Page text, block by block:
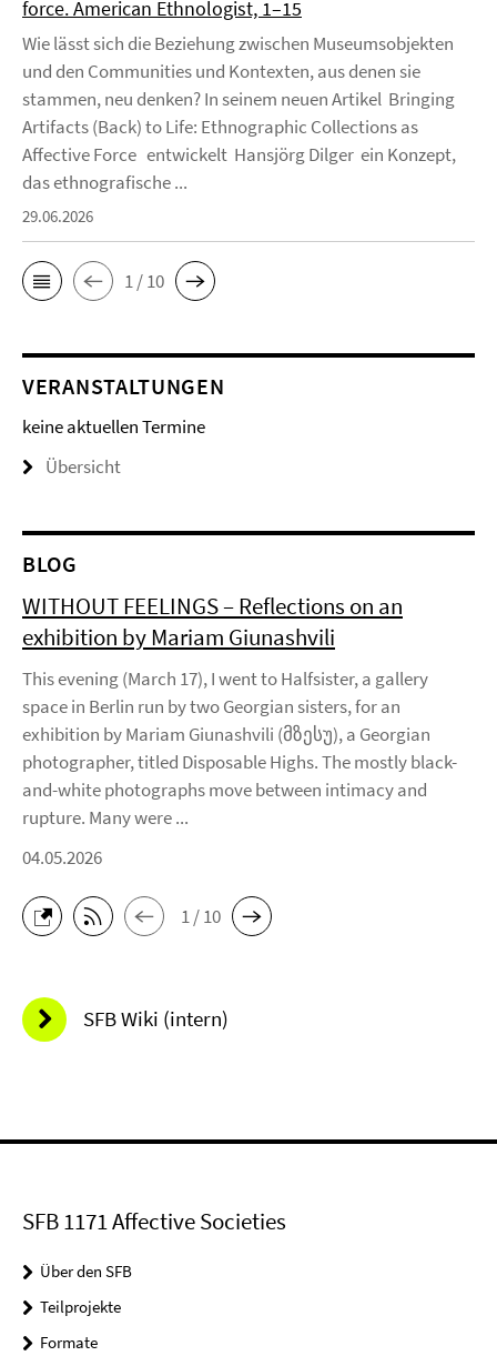
force. American Ethnologist, 1–15
Wie lässt sich die Beziehung zwischen Museumsobjekten
und den Communities und Kontexten, aus denen sie
stammen, neu denken? In seinem neuen Artikel Bringing
Artifacts (Back) to Life: Ethnographic Collections as
Affective Force entwickelt Hansjörg Dilger ein Konzept,
das ethnografische ...
29.06.2026
1 / 10
VERANSTALTUNGEN
keine aktuellen Termine
Übersicht
BLOG
WITHOUT FEELINGS – Reflections on an
exhibition by Mariam Giunashvili
This evening (March 17), I went to Halfsister, a gallery
space in Berlin run by two Georgian sisters, for an
exhibition by Mariam Giunashvili (მზესუ), a Georgian
photographer, titled Disposable Highs. The mostly black-
and-white photographs move between intimacy and
rupture. Many were ...
04.05.2026
1 / 10
SFB Wiki (intern)
SFB 1171 Affective Societies
Über den SFB
Teilprojekte
Formate